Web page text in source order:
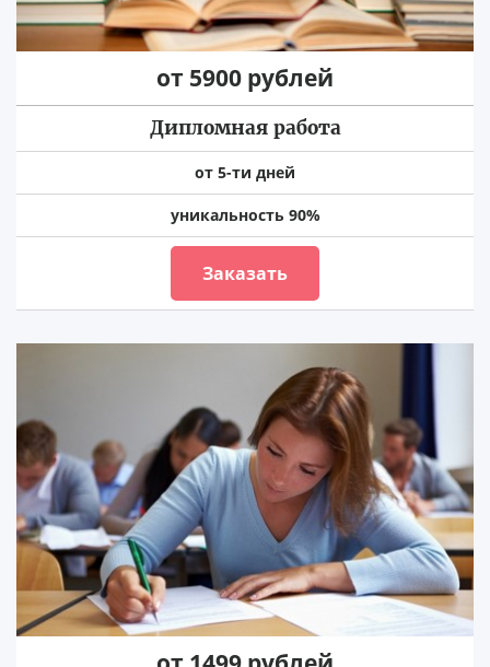
от 5900 рублей
Дипломная работа
от 5-ти дней
уникальность 90%
Заказать